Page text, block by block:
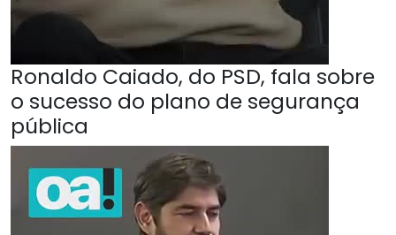
Ronaldo Caiado, do PSD, fala sobre
o sucesso do plano de segurança
pública